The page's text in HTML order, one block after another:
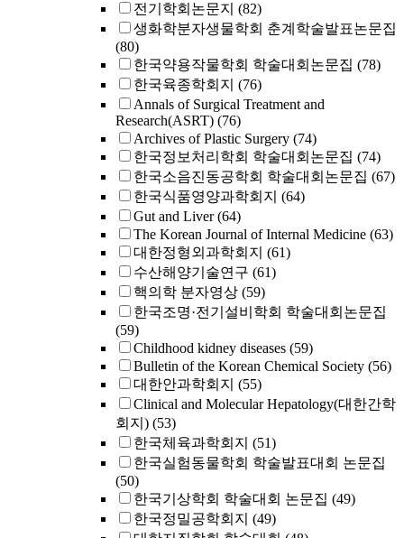
전기학회논문지 (82)
생화학분자생물학회 춘계학술발표논문집
(80)
한국약용작물학회 학술대회논문집 (78)
한국육종학회지 (76)
Annals of Surgical Treatment and
Research(ASRT) (76)
Archives of Plastic Surgery (74)
한국정보처리학회 학술대회논문집 (74)
한국소음진동공학회 학술대회논문집 (67)
한국식품영양과학회지 (64)
Gut and Liver (64)
The Korean Journal of Internal Medicine (63)
대한정형외과학회지 (61)
수산해양기술연구 (61)
핵의학 분자영상 (59)
한국조명·전기설비학회 학술대회논문집
(59)
Childhood kidney diseases (59)
Bulletin of the Korean Chemical Society (56)
대한안과학회지 (55)
Clinical and Molecular Hepatology(대한간학
회지) (53)
한국체육과학회지 (51)
한국실험동물학회 학술발표대회 논문집
(50)
한국기상학회 학술대회 논문집 (49)
한국정밀공학회지 (49)